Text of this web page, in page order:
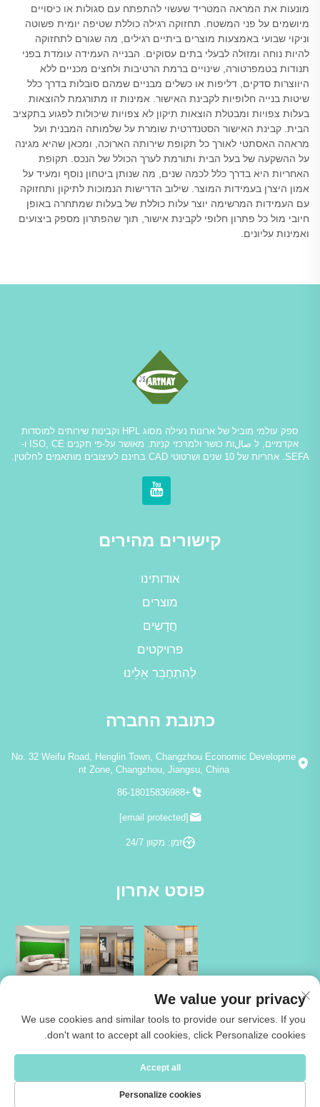
מונעות את המראה המטריד שעשוי להתפתח עם סגולות או כיסויים
מיושמים על פני המשטח. תחזוקה רגילה כוללת שטיפה יומית פשוטה
וניקוי שבועי באמצעות מוצרים ביתיים רגילים, מה שגורם לתחזוקה
להיות נוחה ומזולה לבעלי בתים עסוקים. הבנייה העמידה עומדת בפני
תנודות בטמפרטורה, שינויים ברמת הרטיבות ולחצים מכניים ללא
היווצרות סדקים, דליפות או כשלים מבניים שמהם סובלות בדרך כלל
שיטות בנייה חלופיות לקבינת האישור. אמינות זו מתורגמת להוצאות
בעלות צפויות ומבטלת הוצאות תיקון לא צפויות שיכולות לפגוע בתקציב
הבית. קבינת האישור הסטנדרטית שומרת על שלמותה המבנית ועל
מראהה האסתטי לאורך כל תקופת שירותה הארוכה, ומכאן שהיא מגינה
על ההשקעה של בעל הבית ותורמת לערך הכולל של הנכס. תקופת
האחריות היא בדרך כלל לכמה שנים, מה שנותן ביטחון נוסף ומעיד על
אמון היצרן בעמידות המוצר. שילוב הדרישות הנמוכות לתיקון ותחזוקה
עם העמידות המרשימה יוצר עלות כוללת של בעלות שמתחרה באופן
חיובי מול כל פתרון חלופי לקבינת אישור, תוך שהפתרון מספק ביצועים
ואמינות עליונים.
ספק עולמי מוביל של ארונות נעילה מסוג HPL וקבינות שירותים למוסדות
אקדמיים, ל صالות כושר ולמרכזי קניות. מאושר על-פי תקנים ISO, CE ו-
SEFA. אחריות של 10 שנים ושרטוטי CAD בחינם לעיצובים מותאמים לחלוטין.
קישורים מהירים
אודותינו
מוצרים
חֲדָשִים
פרויקטים
לְהִתְחַבֵּר אֵלֵינוּ
כתובת החברה
No. 32 Weifu Road, Henglin Town, Changzhou Economic Developme
nt Zone, Changzhou, Jiangsu, China
+86-18015836988
[email protected]
זמן: מקוון 24/7
פוסט אחרון
אודותינו לְהִתְחַבֵּר אֵלֵינוּ
We value your privacy
We use cookies and similar tools to provide our services. If you
don't want to accept all cookies, click Personalize cookies.
Personalize cookies
Accept all